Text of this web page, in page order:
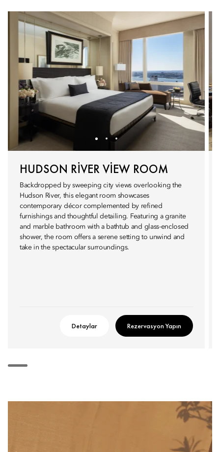
HUDSON RIVER VIEW ROOM
Backdropped by sweeping city views overlooking the
Hudson River, this elegant room showcases
contemporary décor complemented by refined
furnishings and thoughtful detailing. Featuring a granite
and marble bathroom with a bathtub and glass-enclosed
shower, the room offers a serene setting to unwind and
take in the spectacular surroundings.
Detaylar Rezervasyon Yapın